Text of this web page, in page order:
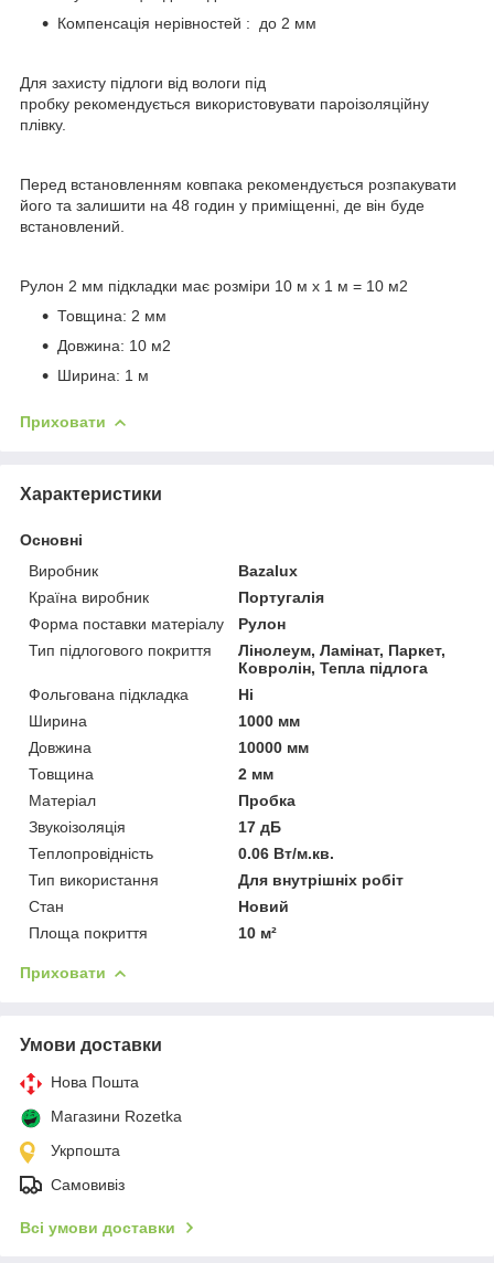
Компенсація нерівностей : до 2 мм
Для захисту підлоги від вологи під
пробку рекомендується використовувати пароізоляційну
плівку.
Перед встановленням ковпака рекомендується розпакувати
його та залишити на 48 годин у приміщенні, де він буде
встановлений.
Рулон 2 мм підкладки має розміри 10 м х 1 м = 10 м2
Товщина: 2 мм
Довжина: 10 м2
Ширина: 1 м
Приховати
Характеристики
Основні
Виробник
Bazalux
Країна виробник
Португалія
Форма поставки матеріалу
Рулон
Тип підлогового покриття
Лінолеум, Ламінат, Паркет,
Ковролін, Тепла підлога
Фольгована підкладка
Ні
Ширина
1000 мм
Довжина
10000 мм
Товщина
2 мм
Матеріал
Пробка
Звукоізоляція
17 дБ
Теплопровідність
0.06 Вт/м.кв.
Тип використання
Для внутрішніх робіт
Стан
Новий
Площа покриття
10 м²
Приховати
Умови доставки
Нова Пошта
Магазини Rozetka
Укрпошта
Самовивіз
Всі умови доставки